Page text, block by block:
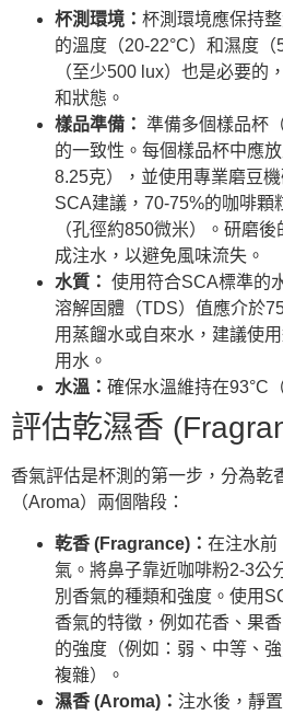
杯測環境： 杯測環境應保持
的溫度（20-22°C）和濕度
（至少500 lux）也是必要的
和狀態。
樣品準備： 準備多個樣品杯
的一致性。每個樣品杯中應
8.25克），並使用專業磨豆
SCA建議，70-75%的咖啡顆
（孔徑約850微米）。研磨
成注水，以避免風味流失。
水質： 使用符合SCA標準的
溶解固體（TDS）值應介於
用蒸餾水或自來水，建議使
用水。
水溫： 確保水溫維持在93°C
評估乾濕香
香氣評估是杯測的第一步，分為乾
（Aroma）兩個階段：
乾香 (Fragrance)： 在注水前
氣。將鼻子靠近咖啡粉2-3公
別香氣的種類和強度。使用
香氣的特徵，例如花香、果
的強度（例如：弱、中等、
複雜）。
濕香 (Aroma)： 注水後，靜